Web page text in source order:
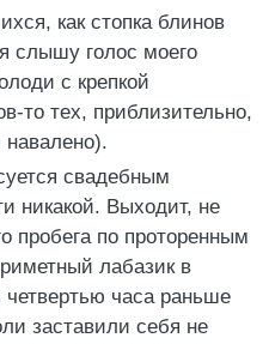
как стопка блинов
слышу голос моего
с крепкой
то тех, приблизительно,
навалено).
свадебным
никакой. Выходит, не
пробега по проторенным
лабазик в
четвертью часа раньше
заставили себя не